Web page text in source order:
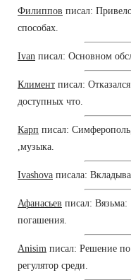
Филиппов писал:
способах.
Ivan писал: Основном
Климент писал:
доступных что.
Карп писал:
,музыка.
Ivashova писала:
Афанасьев писал: Вязьма:
погашения.
Anisim писал: Решение
регулятор среди.